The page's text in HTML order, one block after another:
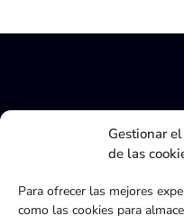
Gestionar
de las
Para ofrecer las mejores
como las cookies para